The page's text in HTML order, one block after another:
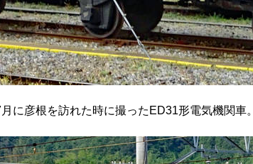
に彦根を訪れた時に撮ったED31形電気機関車。